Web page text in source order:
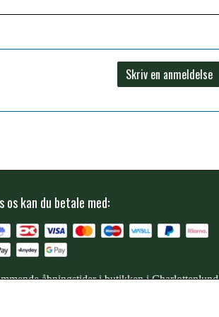
Skriv en anmeldelse
os kan du betale med:
åbningstider i butikken i Charlottenlund